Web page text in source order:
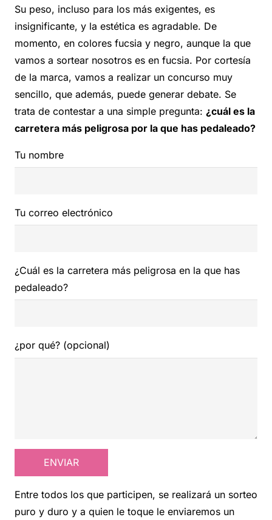
Su peso, incluso para los más exigentes, es
insignificante, y la estética es agradable. De
momento, en colores fucsia y negro, aunque la que
vamos a sortear nosotros es en fucsia. Por cortesía
de la marca, vamos a realizar un concurso muy
sencillo, que además, puede generar debate. Se
trata de contestar a una simple pregunta: ¿cuál es la
carretera más peligrosa por la que has pedaleado?
Tu nombre
Tu correo electrónico
¿Cuál es la carretera más peligrosa en la que has
pedaleado?
¿por qué? (opcional)
Entre todos los que participen, se realizará un sorteo
puro y duro y a quien le toque le enviaremos un